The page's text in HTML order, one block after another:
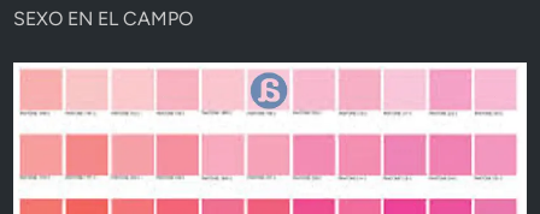
SEXO EN EL CAMPO